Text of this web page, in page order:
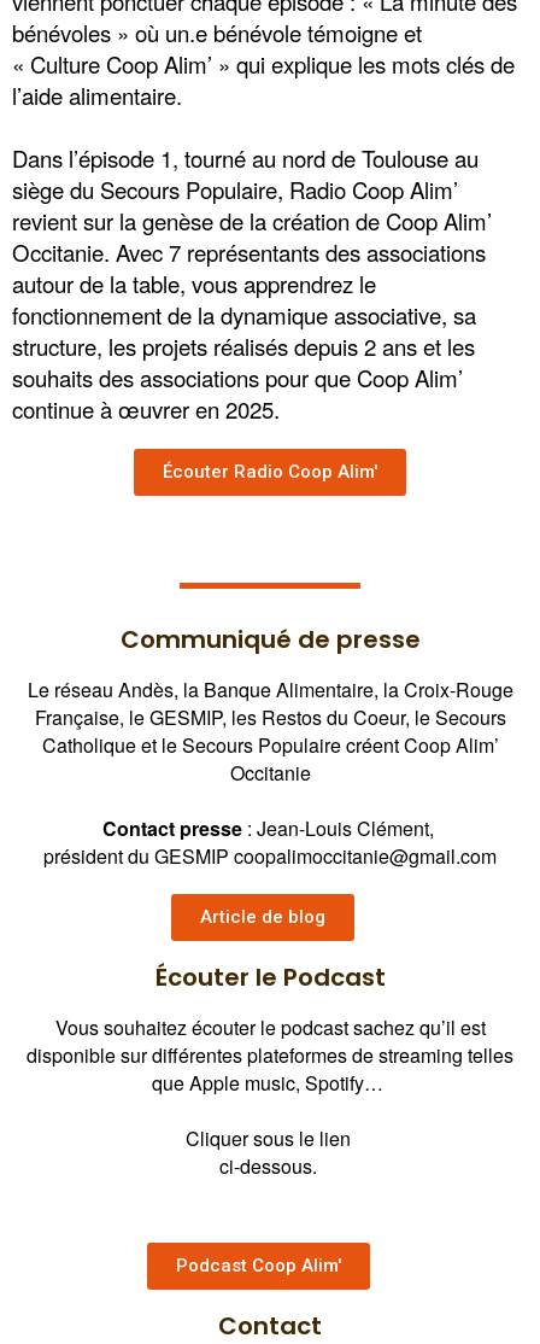
bénévoles » où un.e bénévole témoigne et
« Culture Coop Alim’ » qui explique les mots clés de
l’aide alimentaire.
Dans l’épisode 1, tourné au nord de Toulouse au
siège du Secours Populaire, Radio Coop Alim’
revient sur la genèse de la création de Coop Alim’
Occitanie. Avec 7 représentants des associations
autour de la table, vous apprendrez le
fonctionnement de la dynamique associative, sa
structure, les projets réalisés depuis 2 ans et les
souhaits des associations pour que Coop Alim’
continue à œuvreren 2025.
Écouter Radio Coop Alim'
Communiqué de presse
Le réseau Andès, la Banque Alimentaire, la Croix-Rouge
Française, le GESMIP, les Restos du Coeur, le Secours
Catholique et le Secours Populaire créent Coop Alim’
Occitanie
Contact presse: Jean-Louis Clément,
président du GESMIP coopalimoccitanie@gmail.com
Article de blog
Écouter le Podcast
Vous souhaitez écouter le podcast sachez qu’il est
disponible sur différentes plateformes de streaming telles
que Apple music, Spotify…
Cliquer sous le lien
ci-dessous.
Podcast Coop Alim'
Contact